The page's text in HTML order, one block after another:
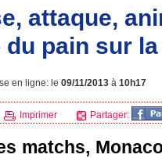
attaque,
pain sur
en ligne: le 09/11/2013 à 10h17
Imprimer Partager:
matchs,